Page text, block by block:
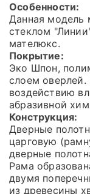
Особенности:
Данная модель
стеклом
мателюкс.
Покрытие:
Эко Шпон,
слоем
воздействию
абразивной
Конструкция:
Дверные
царговую
дверные
Рама
двумя
из древесины